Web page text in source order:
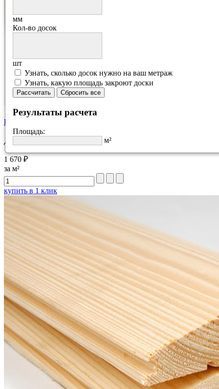
Блок-хаус сорт AB 45х190 мм
Длина 2-6 метров
1 670 ₽
за м²
купить в 1 клик
мм
Кол-во досок
шт
Узнать, сколько досок нужно на ваш метраж
Узнать, какую площадь закроют доски
Рассчитать Сбросить все
Результаты расчета
Площадь:
м²